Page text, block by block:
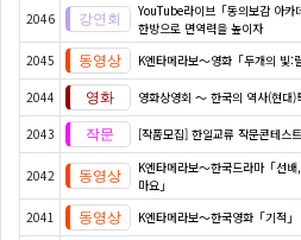
2046
YouTube라이브「동의보감 아카
한방으로 면역력을 높이자
2045 K엔타메라보～영화「두개의 빛:
2044 영화상영회 ～ 한국의 역사(현대
2043 [작품모집] 한일교류 작문콘테스
2042
K엔타메라보～한국드라마「선
마요」
2041 K엔타메라보～한국영화「기적」